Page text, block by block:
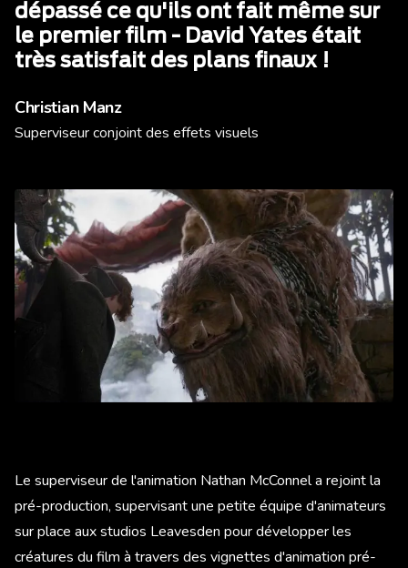
dépassé ce qu'ils ont fait même sur
le premier film - David Yates était
très satisfait des plans finaux !
Christian Manz
Superviseur conjoint des effets visuels
Le superviseur de l'animation Nathan McConnel a rejoint la
pré-production, supervisant une petite équipe d'animateurs
sur place aux studios Leavesden pour développer les
créatures du film à travers des vignettes d'animation pré-